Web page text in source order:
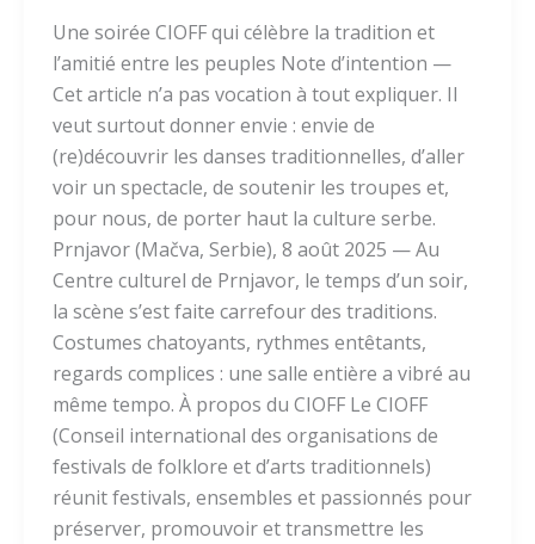
Une soirée CIOFF qui célèbre la tradition et
l’amitié entre les peuples Note d’intention —
Cet article n’a pas vocation à tout expliquer. Il
veut surtout donner envie : envie de
(re)découvrir les danses traditionnelles, d’aller
voir un spectacle, de soutenir les troupes et,
pour nous, de porter haut la culture serbe.
Prnjavor (Mačva, Serbie), 8 août 2025 — Au
Centre culturel de Prnjavor, le temps d’un soir,
la scène s’est faite carrefour des traditions.
Costumes chatoyants, rythmes entêtants,
regards complices : une salle entière a vibré au
même tempo. À propos du CIOFF Le CIOFF
(Conseil international des organisations de
festivals de folklore et d’arts traditionnels)
réunit festivals, ensembles et passionnés pour
préserver, promouvoir et transmettre les